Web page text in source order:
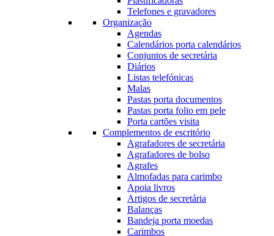
Telefones e gravadores
Organização
Agendas
Calendários porta calendários
Conjuntos de secretária
Diários
Listas telefónicas
Malas
Pastas porta documentos
Pastas porta folio em pele
Porta cartões visita
Complementos de escritório
Agrafadores de secretária
Agrafadores de bolso
Agrafes
Almofadas para carimbo
Apoia livros
Artigos de secretária
Balanças
Bandeja porta moedas
Carimbos